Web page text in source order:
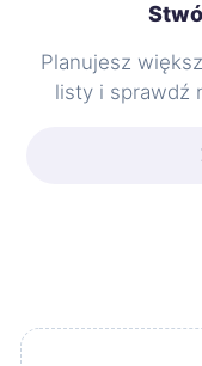
Planujesz
listy i sprawdź